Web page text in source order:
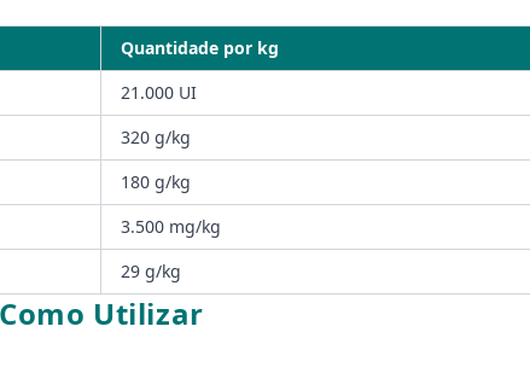
Quantidade por kg
21.000 UI
320 g/kg
180 g/kg
3.500 mg/kg
29 g/kg
Como Utilizar